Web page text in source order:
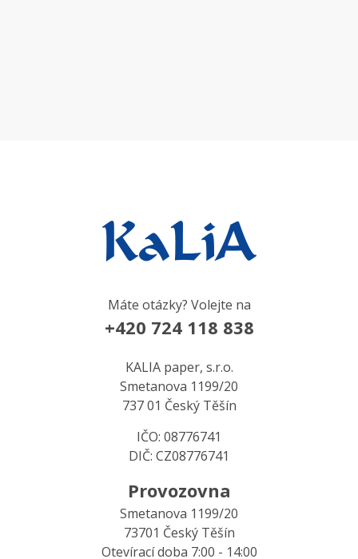
Máte otázky? Volejte na
+420 724 118 838
KALIA paper, s.r.o.
Smetanova 1199/20
737 01 Český Těšín
IČO: 08776741
DIČ: CZ08776741
Provozovna
Smetanova 1199/20
73701 Český Těšín
Otevírací doba 7:00 - 14:00